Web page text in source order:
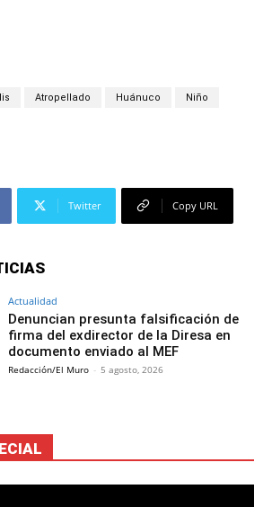
Atropellado Huánuco Niño
Twitter Copy URL
Actualidad
Denuncian presunta falsificación de
firma del exdirector de la Diresa en
documento enviado al MEF
Redacción/El Muro - 5 agosto, 2026